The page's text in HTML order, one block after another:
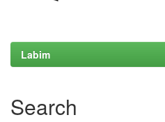
Labim
Search